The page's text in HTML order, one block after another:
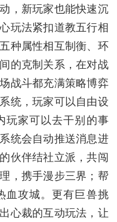
，新玩家也能快速沉
玩法紧扣道教五行相
种属性相互制衡、环
的克制关系，在对战
战斗都充满策略博弈
统，玩家可以自由设
玩家可以去干别的事
统会自动推送消息进
伙伴结社立派，共闯
，携手漫步三界；帮
血攻城。更有巨兽挑
心裁的互动玩法，让